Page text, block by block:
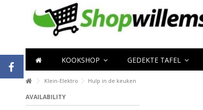
KOOKSHOP GEDEKTE TAFEL
Klein-Elektro Hulp in de keuken
AVAILABILITY